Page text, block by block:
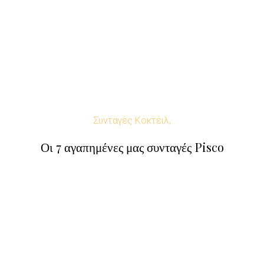
Συνταγές Κοκτέιλ,
Οι 7 αγαπημένες μας συνταγές Pisco